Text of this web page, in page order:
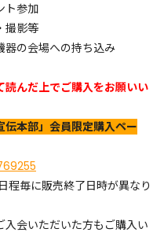
ト参加
撮影等
器の会場への持ち込み
んだ上でご購入をお願いい
伝本部」会員限定購入ペー
毎に販売終了日時が異なり
会いただいた方もご購入い